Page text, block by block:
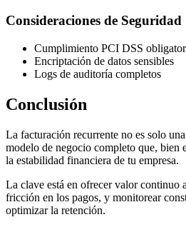
Consideraciones de Seguridad
Cumplimiento PCI DSS
Encriptación de datos sensibles
Logs de auditoría completos
Conclusión
La facturación recurrente no es solo
modelo de negocio completo que, bien
la estabilidad financiera de tu empresa.
La clave está en ofrecer valor continuo
fricción en los pagos, y monitorear
optimizar la retención.